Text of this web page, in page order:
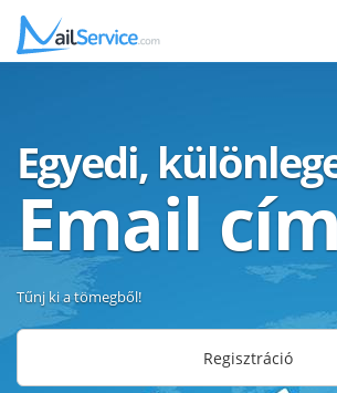
Egyedi,
Email
Tűnj ki a tömegből!
Regisztráció